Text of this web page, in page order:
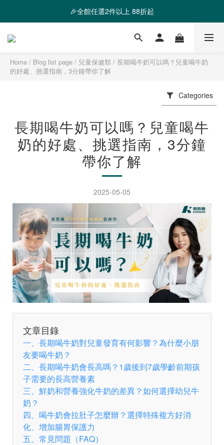
❤️ 霸氣優惠 滿額最高折888 👉去逛逛
🎉全館任選2件以上 88折起
❤️ 霸氣優惠 滿額最高折888 👉去逛逛
Home / Blog list page / 兒童保健類 / 長期喝牛奶可以嗎？兒童喝牛奶
的好處、挑選指南，3分鐘帶你了解
Categories
長期喝牛奶可以嗎？兒童喝牛
奶的好處、挑選指南，3分鐘
帶你了解
2025-05-05
文章目錄
一、長期喝牛奶對兒童發育有何影響？為什麼小朋
友要喝牛奶？
二、長期喝牛奶會長高嗎？1歲後到7歲學齡前期孩
子需要的長高營養素
三、鮮奶和營養強化牛奶的差異？如何選擇幼兒牛
奶？
四、喝牛奶會拉肚子怎麼辦？選擇特殊複方好消
化、增加腸胃保護力
五、常見問題（FAQ）